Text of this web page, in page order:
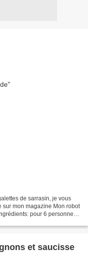
de sarrasin, je vous
mon magazine Mon robot
pour 6 personnes
et saucisse